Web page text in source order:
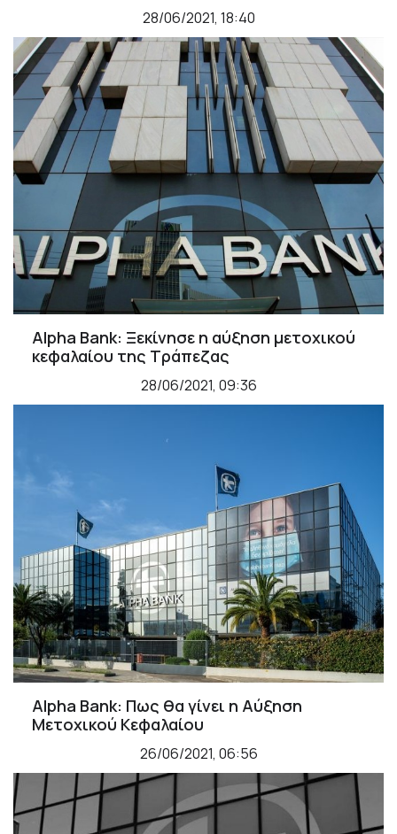
28/06/2021, 18:40
Alpha Bank: Ξεκίνησε η αύξηση μετοχικού
κεφαλαίου της Τράπεζας
28/06/2021, 09:36
Alpha Bank: Πως θα γίνει η Αύξηση
Μετοχικού Κεφαλαίου
26/06/2021, 06:56